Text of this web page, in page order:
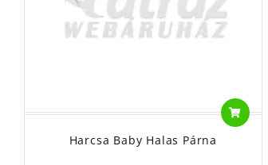
Harcsa Baby Halas Párna